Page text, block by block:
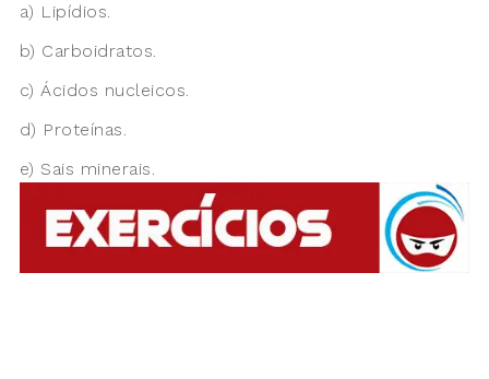
a) Lipídios.
b) Carboidratos.
c) Ácidos nucleicos.
d) Proteínas.
e) Sais minerais.